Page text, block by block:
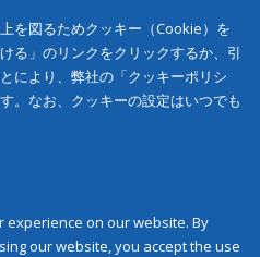
を図るためクッキー（Cookie）を
る」のリンクをクリックするか、引
により、弊社の「クッキーポリシ
。なお、クッキーの設定はいつでも
experience on our website. By
our website, you accept the use